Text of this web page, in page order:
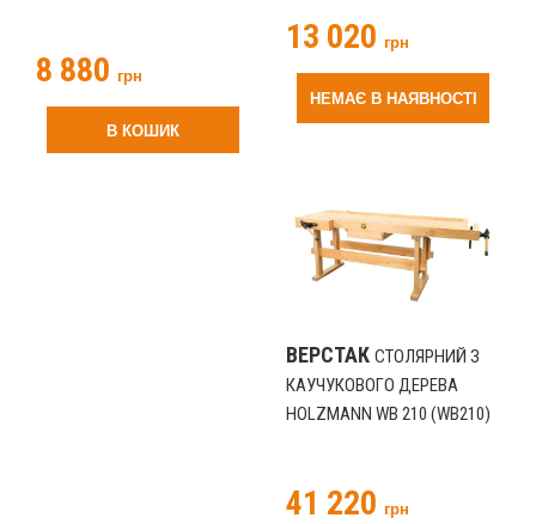
8 880 грн
В КОШИК
13 020 грн
НЕМАЄ В НАЯВНОСТІ
ВЕРСТАК СТОЛЯРНИЙ З
КАУЧУКОВОГО ДЕРЕВА
HOLZMANN WB 210 (WB210)
41 220 грн